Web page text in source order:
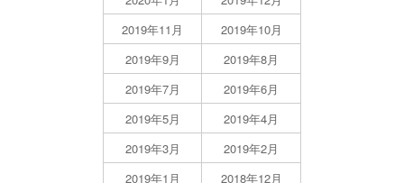
2019年11月
2019年10月
2019年9月
2019年8月
2019年7月
2019年6月
2019年5月
2019年4月
2019年3月
2019年2月
2019年1月
2018年12月